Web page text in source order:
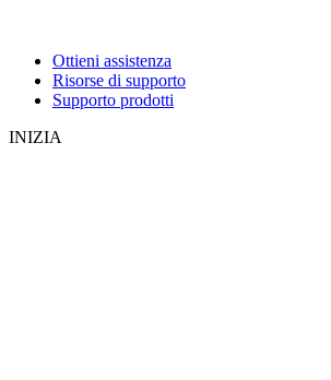
Ottieni assistenza
Risorse di supporto
Supporto prodotti
INIZIA